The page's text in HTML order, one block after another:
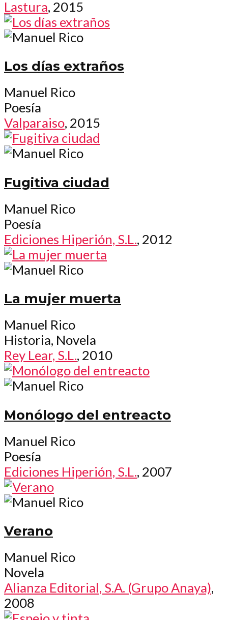
Lastura, 2015
Los días extraños
Manuel Rico
Poesía
Valparaiso, 2015
Fugitiva ciudad
Manuel Rico
Poesía
Ediciones Hiperión, S.L., 2012
La mujer muerta
Manuel Rico
Historia, Novela
Rey Lear, S.L., 2010
Monólogo del entreacto
Manuel Rico
Poesía
Ediciones Hiperión, S.L., 2007
Verano
Manuel Rico
Novela
Alianza Editorial, S.A. (Grupo Anaya),
2008